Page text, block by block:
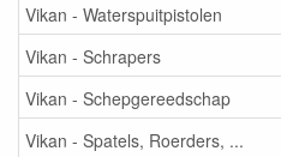
Vikan - Waterspuitpistolen
Vikan - Schrapers
Vikan - Schepgereedschap
Vikan - Spatels, Roerders, ...